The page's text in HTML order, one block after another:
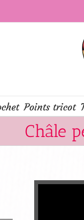
Points tricot
Châle